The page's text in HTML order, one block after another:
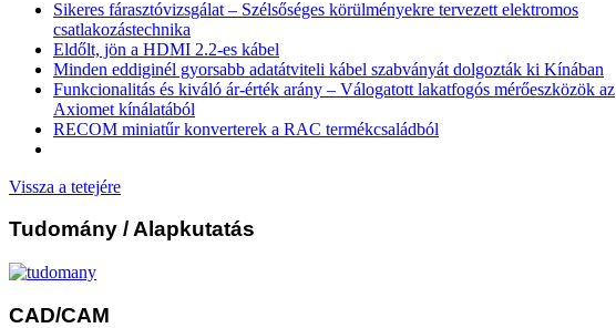
Sikeres fárasztóvizsgálat – Szélsőséges körülményekre tervezett elektromos
csatlakozástechnika
Eldőlt, jön a HDMI 2.2-es kábel
Minden eddiginél gyorsabb adatátviteli kábel szabványát dolgozták ki Kínában
Funkcionalitás és kiváló ár-érték arány – Válogatott lakatfogós mérőeszközök az
Axiomet kínálatából
RECOM miniatűr konverterek a RAC termékcsaládból
Vissza a tetejére
Tudomány / Alapkutatás
CAD/CAM